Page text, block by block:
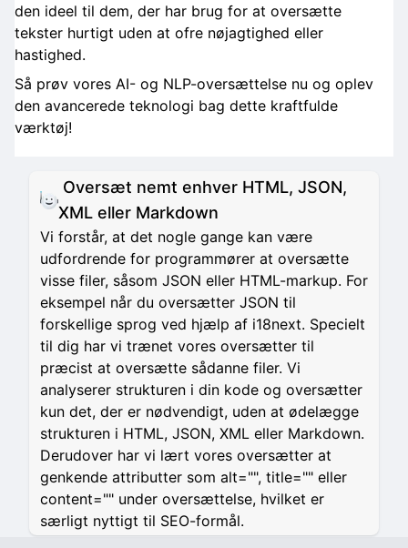
den ideel til dem, der har brug for at oversætte
tekster hurtigt uden at ofre nøjagtighed eller
hastighed.
Så prøv vores AI- og NLP-oversættelse nu og oplev
den avancerede teknologi bag dette kraftfulde
værktøj!
Oversæt nemt enhver HTML, JSON,
XML eller Markdown
Vi forstår, at det nogle gange kan være
udfordrende for programmører at oversætte
visse filer, såsom JSON eller HTML-markup. For
eksempel når du oversætter JSON til
forskellige sprog ved hjælp af i18next. Specielt
til dig har vi trænet vores oversætter til
præcist at oversætte sådanne filer. Vi
analyserer strukturen i din kode og oversætter
kun det, der er nødvendigt, uden at ødelægge
strukturen i HTML, JSON, XML eller Markdown.
Derudover har vi lært vores oversætter at
genkende attributter som alt="", title="" eller
content="" under oversættelse, hvilket er
særligt nyttigt til SEO-formål.